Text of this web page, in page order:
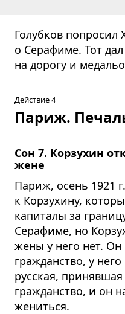
Голубков попросил
о Серафиме. Тот
на дорогу и
Действие 4
Париж.
Сон 7. Корзухин
жене
Париж, осень 1921
к Корзухину,
капиталы за
Серафиме, но
жены у него нет.
гражданство, у
русская,
гражданство, и он
жениться.